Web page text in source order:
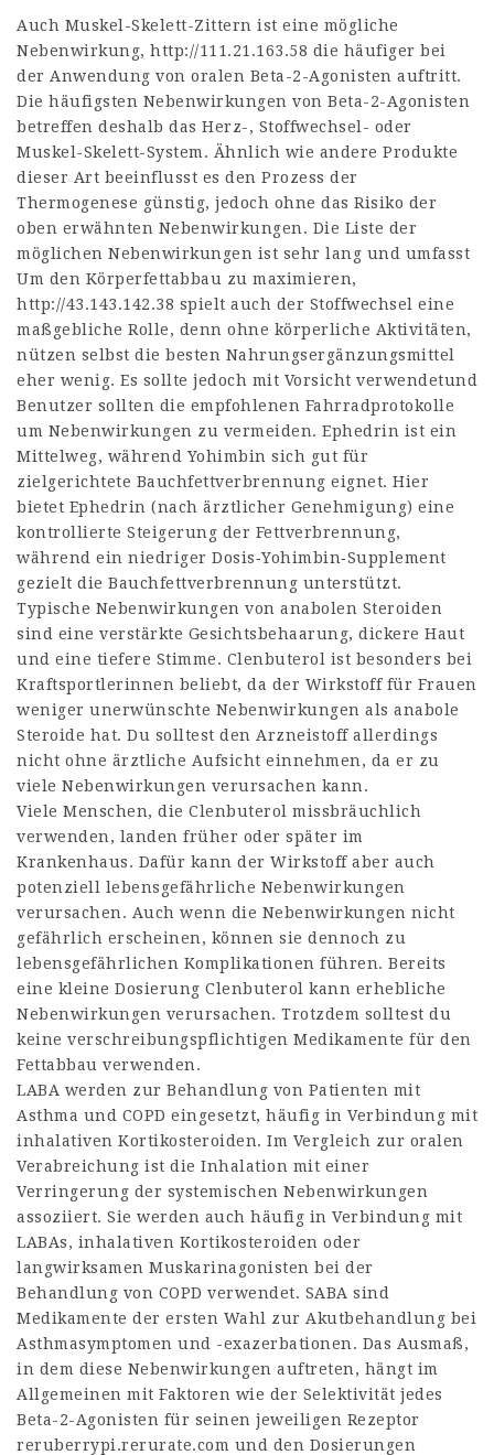
Auch Muskel-Skelett-Zittern ist eine mögliche
Nebenwirkung, http://111.21.163.58 die häufiger bei
der Anwendung von oralen Beta-2-Agonisten auftritt.
Die häufigsten Nebenwirkungen von Beta-2-Agonisten
betreffen deshalb das Herz-, Stoffwechsel- oder
Muskel-Skelett-System. Ähnlich wie andere Produkte
dieser Art beeinflusst es den Prozess der
Thermogenese günstig, jedoch ohne das Risiko der
oben erwähnten Nebenwirkungen. Die Liste der
möglichen Nebenwirkungen ist sehr lang und umfasst
Um den Körperfettabbau zu maximieren,
http://43.143.142.38 spielt auch der Stoffwechsel eine
maßgebliche Rolle, denn ohne körperliche Aktivitäten,
nützen selbst die besten Nahrungsergänzungsmittel
eher wenig. Es sollte jedoch mit Vorsicht verwendetund
Benutzer sollten die empfohlenen Fahrradprotokolle
um Nebenwirkungen zu vermeiden. Ephedrin ist ein
Mittelweg, während Yohimbin sich gut für
zielgerichtete Bauchfettverbrennung eignet. Hier
bietet Ephedrin (nach ärztlicher Genehmigung) eine
kontrollierte Steigerung der Fettverbrennung,
während ein niedriger Dosis‑Yohimbin‑Supplement
gezielt die Bauchfettverbrennung unterstützt.
Typische Nebenwirkungen von anabolen Steroiden
sind eine verstärkte Gesichtsbehaarung, dickere Haut
und eine tiefere Stimme. Clenbuterol ist besonders bei
Kraftsportlerinnen beliebt, da der Wirkstoff für Frauen
weniger unerwünschte Nebenwirkungen als anabole
Steroide hat. Du solltest den Arzneistoff allerdings
nicht ohne ärztliche Aufsicht einnehmen, da er zu
viele Nebenwirkungen verursachen kann.
Viele Menschen, die Clenbuterol missbräuchlich
verwenden, landen früher oder später im
Krankenhaus. Dafür kann der Wirkstoff aber auch
potenziell lebensgefährliche Nebenwirkungen
verursachen. Auch wenn die Nebenwirkungen nicht
gefährlich erscheinen, können sie dennoch zu
lebensgefährlichen Komplikationen führen. Bereits
eine kleine Dosierung Clenbuterol kann erhebliche
Nebenwirkungen verursachen. Trotzdem solltest du
keine verschreibungspflichtigen Medikamente für den
Fettabbau verwenden.
LABA werden zur Behandlung von Patienten mit
Asthma und COPD eingesetzt, häufig in Verbindung mit
inhalativen Kortikosteroiden. Im Vergleich zur oralen
Verabreichung ist die Inhalation mit einer
Verringerung der systemischen Nebenwirkungen
assoziiert. Sie werden auch häufig in Verbindung mit
LABAs, inhalativen Kortikosteroiden oder
langwirksamen Muskarinagonisten bei der
Behandlung von COPD verwendet. SABA sind
Medikamente der ersten Wahl zur Akutbehandlung bei
Asthmasymptomen und -exazerbationen. Das Ausmaß,
in dem diese Nebenwirkungen auftreten, hängt im
Allgemeinen mit Faktoren wie der Selektivität jedes
Beta-2-Agonisten für seinen jeweiligen Rezeptor
reruberrypi.rerurate.com und den Dosierungen